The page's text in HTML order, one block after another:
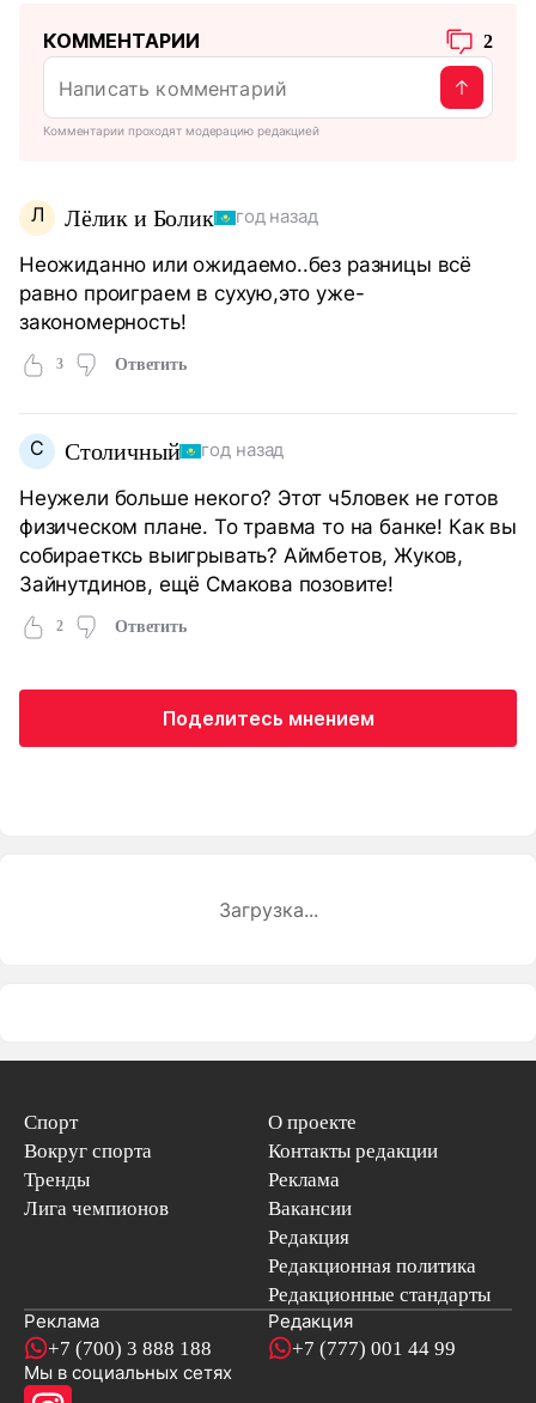
КОММЕНТАРИИ 2
Комментарии проходят модерацию редакцией
Л Лёлик и Болик год назад
Неожиданно или ожидаемо..без разницы всё
равно проиграем в сухую,это уже-
закономерность!
3 Ответить
С Столичный год назад
Неужели больше некого? Этот ч5ловек не готов
физическом плане. То травма то на банке! Как вы
собираетксь выигрывать? Аймбетов, Жуков,
Зайнутдинов, ещё Смакова позовите!
2 Ответить
Поделитесь мнением
Загрузка...
Спорт
Вокруг спорта
Тренды
Лига чемпионов
О проекте
Контакты редакции
Реклама
Вакансии
Редакция
Редакционная политика
Редакционные стандарты
Реклама
+7 (700) 3 888 188
Редакция
+7 (777) 001 44 99
Мы в социальных сетях